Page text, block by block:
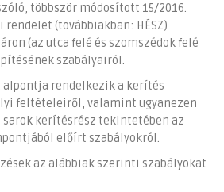
többször módosított 15/2016.
rendelet (továbbiakban: HÉSZ)
(az utca felé és szomszédok felé
szabályairól.
alpontja rendelkezik a kerítés
feltételeiről, valamint ugyanezen
sarok kerítésrész tekintetében az
előírt szabályokról.
az alábbiak szerinti szabályokat